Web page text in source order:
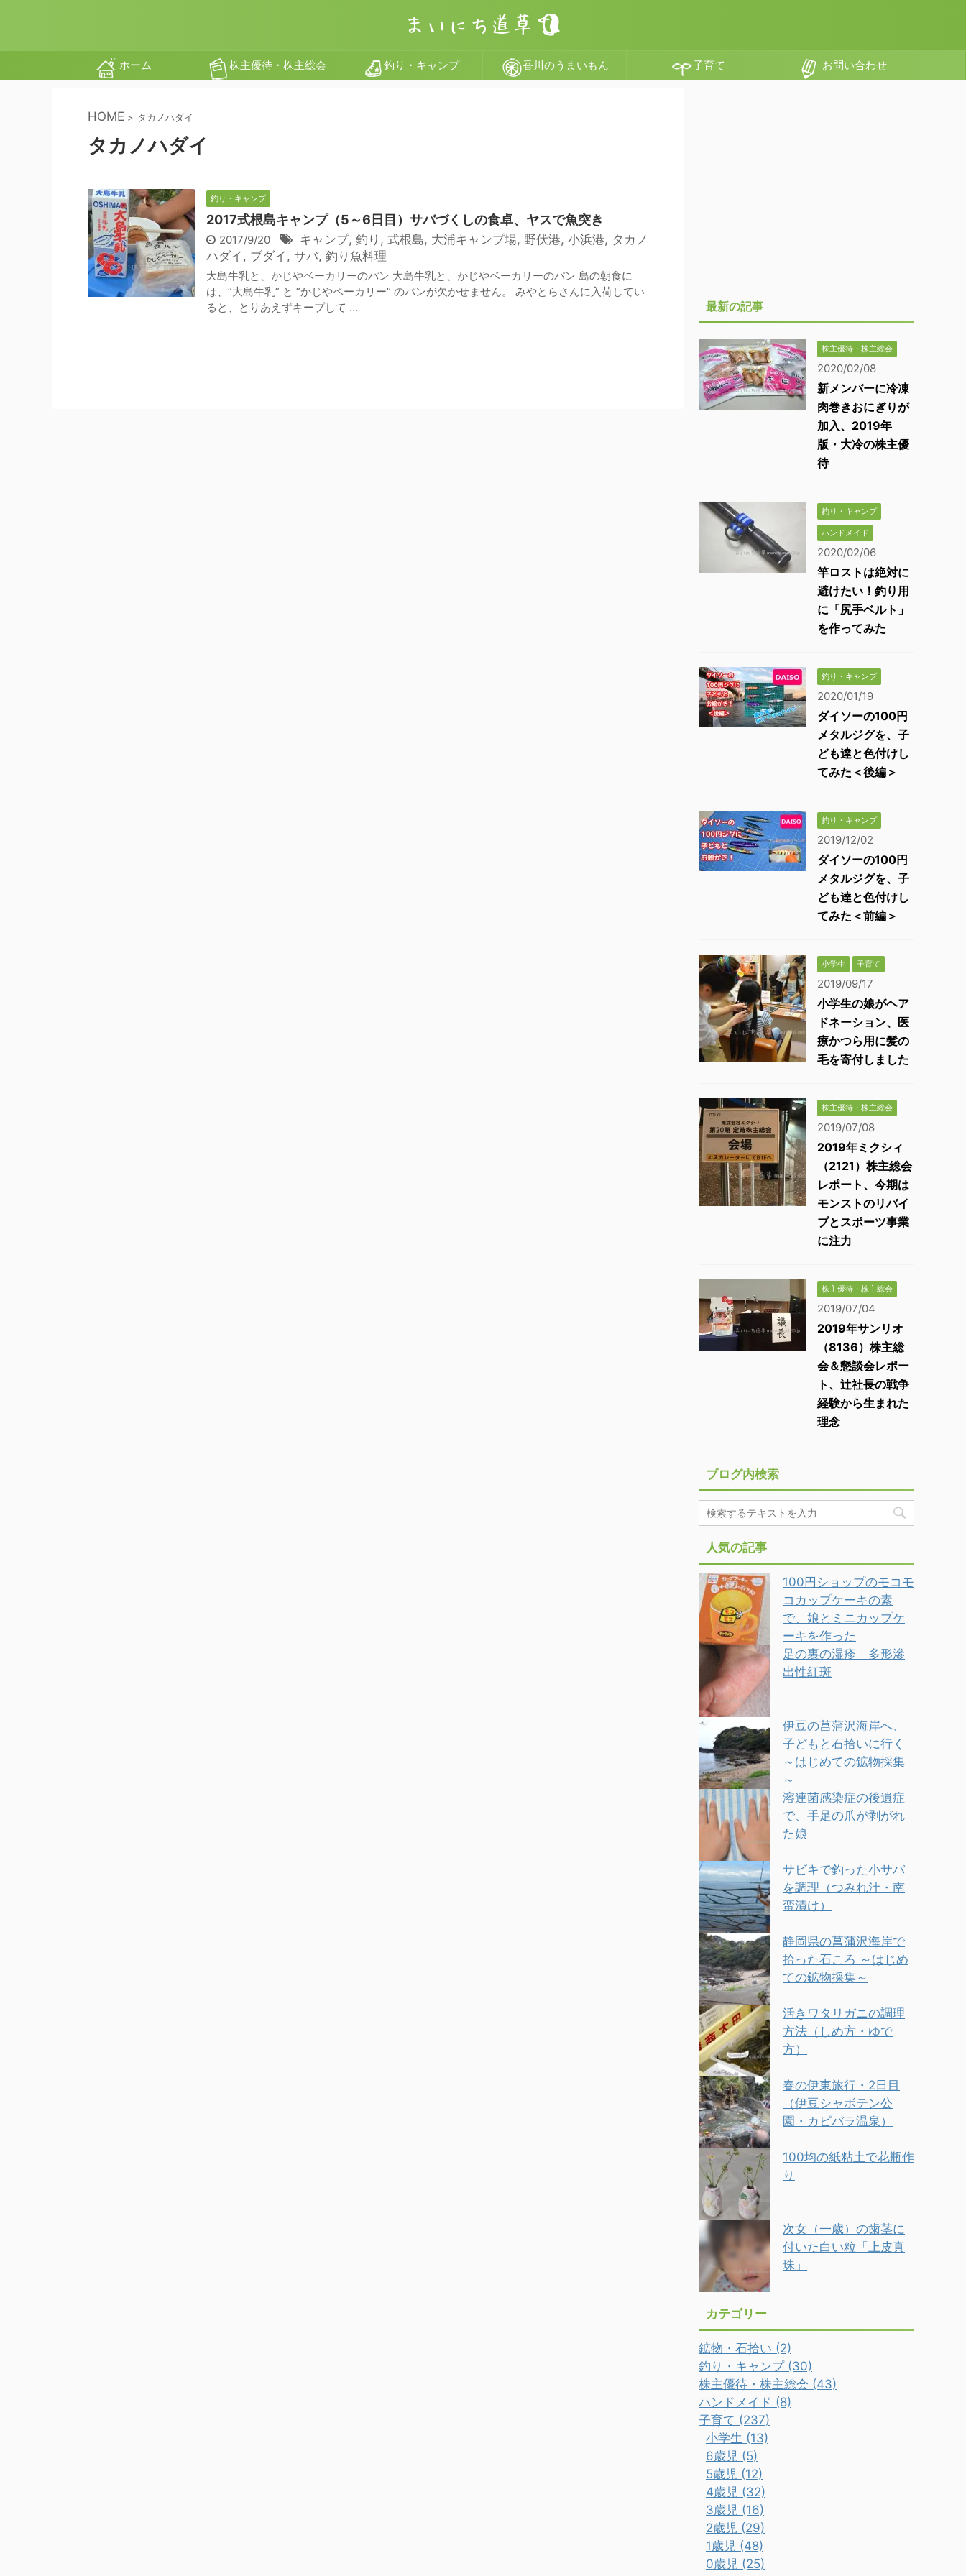
ホーム 株主優待・株主総会 釣り・キャンプ 香川のうまいもん 子育て お問い合わせ
HOME > タカノハダイ
タカノハダイ
釣り・キャンプ
2017式根島キャンプ（5～6日目）サバづくしの食卓、ヤスで魚突き
2017/9/20 キャンプ, 釣り , 式根島, 大浦キャンプ場, 野伏港, 小浜港, タカノ
ハダイ , ブダイ , サバ, 釣り魚料理
大島牛乳と、かじやベーカリーのパン 大島牛乳と、かじやベーカリーのパン 島の朝食に
は、”大島牛乳” と ”かじやベーカリー” のパンが欠かせません。 みやとらさんに入荷してい
ると、とりあえずキープして …
最新の記事
株主優待・株主総会
2020/02/08
新メンバーに冷凍
肉巻きおにぎりが
加入、2019年
版・大冷の株主優
待
釣り・キャンプ
ハンドメイド
2020/02/06
竿ロストは絶対に
避けたい！釣り用
に「尻手ベルト」
を作ってみた
釣り・キャンプ
2020/01/19
ダイソーの100円
メタルジグを、子
ども達と色付けし
てみた＜後編＞
釣り・キャンプ
2019/12/02
ダイソーの100円
メタルジグを、子
ども達と色付けし
てみた＜前編＞
小学生 子育て
2019/09/17
小学生の娘がヘア
ドネーション、医
療かつら用に髪の
毛を寄付しました
株主優待・株主総会
2019/07/08
2019年ミクシィ
（2121）株主総会
レポート、今期は
モンストのリバイ
ブとスポーツ事業
に注力
株主優待・株主総会
2019/07/04
2019年サンリオ
（8136）株主総
会＆懇談会レポー
ト、辻社長の戦争
経験から生まれた
理念
ブログ内検索
人気の記事
100円ショップのモコモ
コカップケーキの素
で、娘とミニカップケ
ーキを作った
足の裏の湿疹｜多形滲
出性紅斑
伊豆の菖蒲沢海岸へ、
子どもと石拾いに行く
～はじめての鉱物採集
～
溶連菌感染症の後遺症
で、手足の爪が剥がれ
た娘
サビキで釣った小サバ
を調理（つみれ汁・南
蛮漬け）
静岡県の菖蒲沢海岸で
拾った石ころ ～はじめ
ての鉱物採集～
活きワタリガニの調理
方法（しめ方・ゆで
方）
春の伊東旅行・2日目
（伊豆シャボテン公
園・カピバラ温泉）
100均の紙粘土で花瓶作
り
次女（一歳）の歯茎に
付いた白い粒「上皮真
珠」
カテゴリー
鉱物・石拾い (2)
釣り・キャンプ (30)
株主優待・株主総会 (43)
ハンドメイド (8)
子育て (237)
小学生 (13)
6歳児 (5)
5歳児 (12)
4歳児 (32)
3歳児 (16)
2歳児 (29)
1歳児 (48)
0歳児 (25)